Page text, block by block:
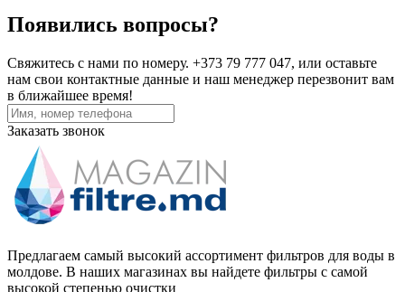
Появились вопросы?
Свяжитесь с нами по номеру. +373 79 777 047, или оставьте
нам свои контактные данные и наш менеджер перезвонит вам
в ближайшее время!
Заказать звонок
Предлагаем самый высокий ассортимент фильтров для воды в
молдове. В наших магазинах вы найдете фильтры с самой
высокой степенью очистки